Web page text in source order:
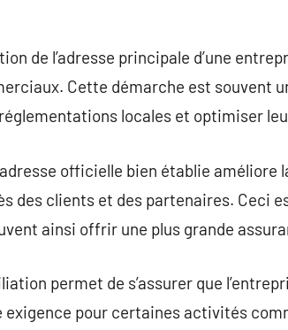
de l’adresse principale d’une
Cette démarche est souvent
locales et optimiser
officielle bien établie améliore
des clients et des partenaires. Ceci
ainsi offrir une plus grande
permet de s’assurer que
pour certaines activités